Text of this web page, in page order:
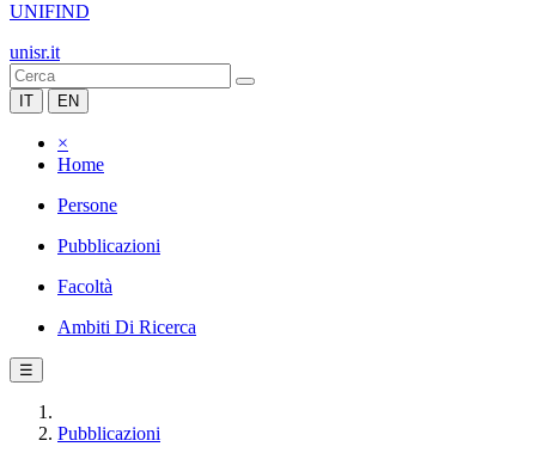
UNIFIND
unisr.it
IT EN
×
Home
Persone
Pubblicazioni
Facoltà
Ambiti Di Ricerca
☰
Pubblicazioni